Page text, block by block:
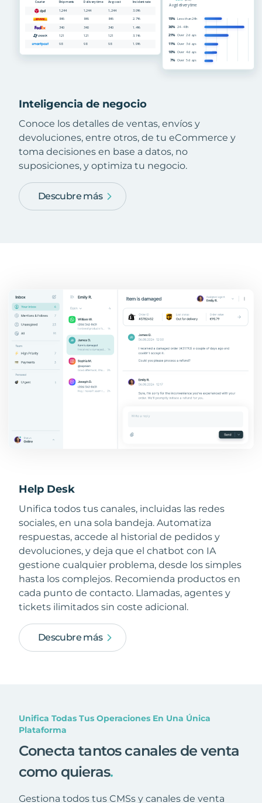
Inteligencia de negocio
Conoce los detalles de ventas, envíos y
devoluciones, entre otros, de tu eCommerce y
toma decisiones en base a datos, no
suposiciones, y optimiza tu negocio.
Descubre más
Help Desk
Unifica todos tus canales, incluidas las redes
sociales, en una sola bandeja. Automatiza
respuestas, accede al historial de pedidos y
devoluciones, y deja que el chatbot con IA
gestione cualquier problema, desde los simples
hasta los complejos. Recomienda productos en
cada punto de contacto. Llamadas, agentes y
tickets ilimitados sin coste adicional.
Descubre más
Unifica Todas Tus Operaciones En Una Única
Plataforma
Conecta tantos canales de venta
como quieras.
Gestiona todos tus CMSs y canales de venta